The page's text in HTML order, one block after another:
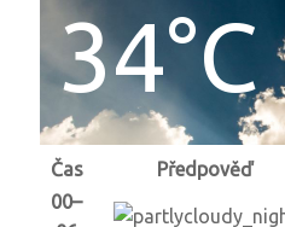
34°C
Čas Předpověď
00–